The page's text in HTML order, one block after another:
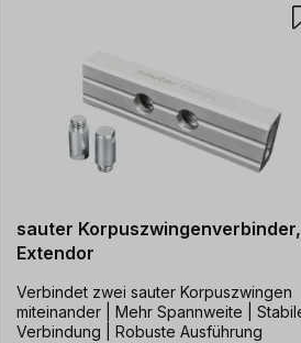
sauter Korpuszwingenverbinder,
Extendor
Verbindet zwei sauter Korpuszwingen
miteinander | Mehr Spannweite | Stabile
Verbindung | Robuste Ausführung